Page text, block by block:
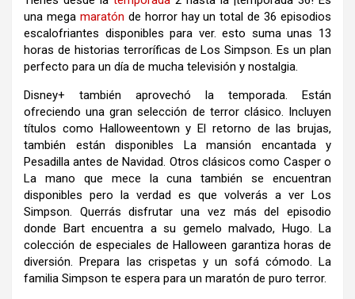
una mega maratón de horror hay un total de 36 episodios
escalofriantes disponibles para ver. esto suma unas 13
horas de historias terroríficas de Los Simpson. Es un plan
perfecto para un día de mucha televisión y nostalgia.
Disney+ también aprovechó la temporada. Están
ofreciendo una gran selección de terror clásico. Incluyen
títulos como Halloweentown y El retorno de las brujas,
también están disponibles La mansión encantada y
Pesadilla antes de Navidad. Otros clásicos como Casper o
La mano que mece la cuna también se encuentran
disponibles pero la verdad es que volverás a ver Los
Simpson. Querrás disfrutar una vez más del episodio
donde Bart encuentra a su gemelo malvado, Hugo. La
colección de especiales de Halloween garantiza horas de
diversión. Prepara las crispetas y un sofá cómodo. La
familia Simpson te espera para un maratón de puro terror.